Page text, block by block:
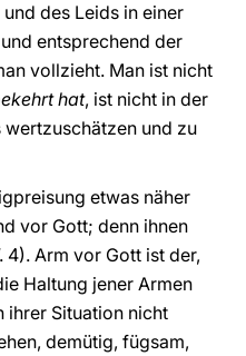
des Leids in einer
entsprechend der
vollzieht. Man ist nicht
hat, ist nicht in der
wertzuschätzen und zu
etwas näher
vor Gott; denn ihnen
Arm vor Gott ist der,
Haltung jener Armen
ihrer Situation nicht
demütig, fügsam,